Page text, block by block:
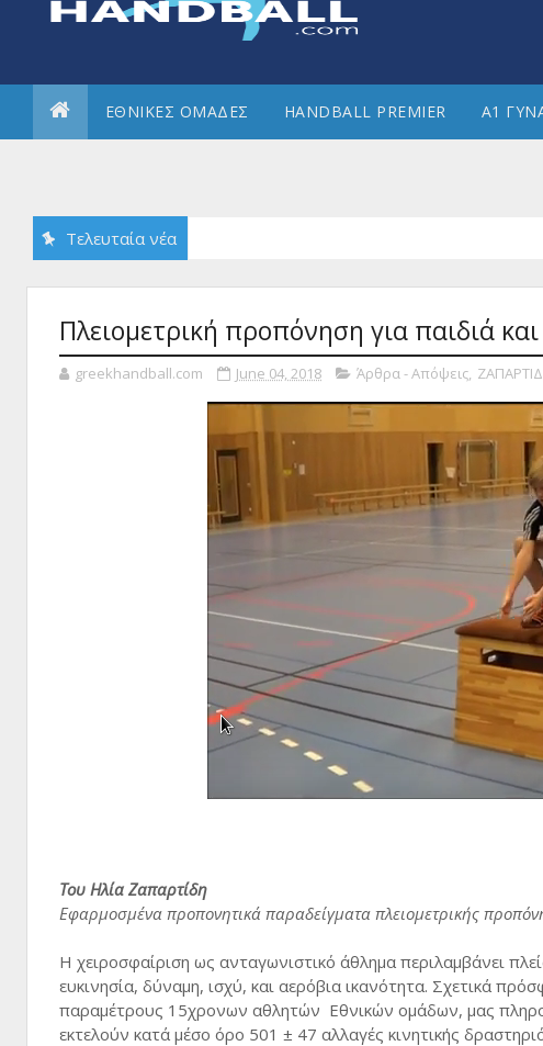
ΕΘΝΙΚΕΣ ΟΜΑΔΕΣ HANDBALL PREMIER Α1
Τελευταία νέα
Πλειομετρική προπόνηση για παιδιά
greekhandball.com June 04, 2018 Άρθρα - Απόψεις,
Του Ηλία Ζαπαρτίδη
Εφαρμοσμένα προπονητικά παραδείγματα πλειομετρικής
Η χειροσφαίριση ως ανταγωνιστικό άθλημα περιλαμβάνει
ευκινησία, δύναμη, ισχύ, και αερόβια ικανότητα. Σχετικά
παραμέτρους 15χρονων αθλητών Εθνικών ομάδων, μας
εκτελούν κατά μέσο όρο 501 ± 47 αλλαγές κινητικής